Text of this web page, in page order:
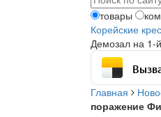
товары
Корейские
Демозал на 1-
Главная
поражение